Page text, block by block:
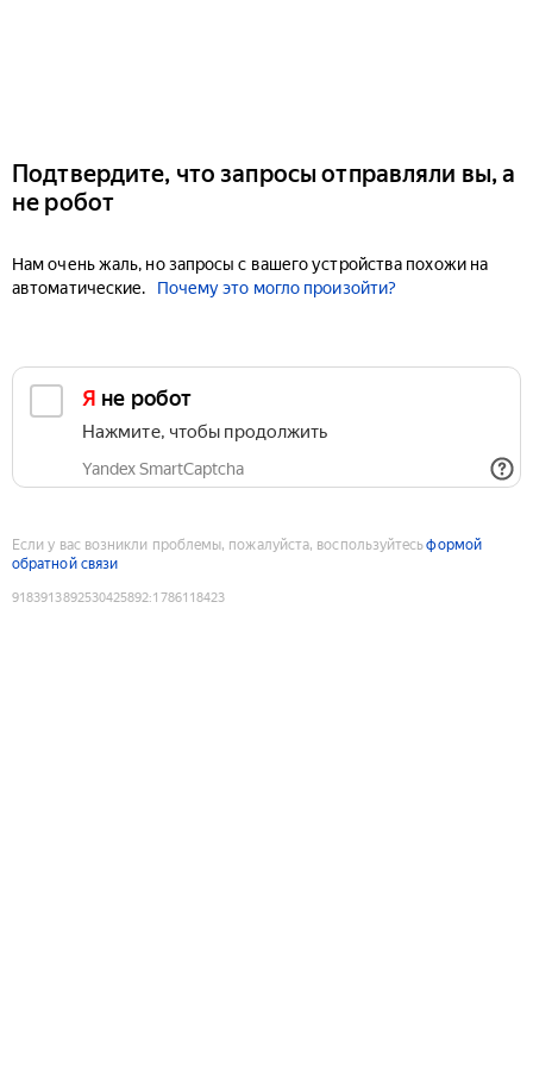
Подтвердите, что запросы отправляли вы, а
не робот
Нам очень жаль, но запросы с вашего устройства похожи на
автоматические.
Почему это могло произойти?
Я не робот
Нажмите, чтобы продолжить
Yandex SmartCaptcha
Если у вас возникли проблемы, пожалуйста, воспользуйтесьформой
обратной связи
9183913892530425892:1786118423